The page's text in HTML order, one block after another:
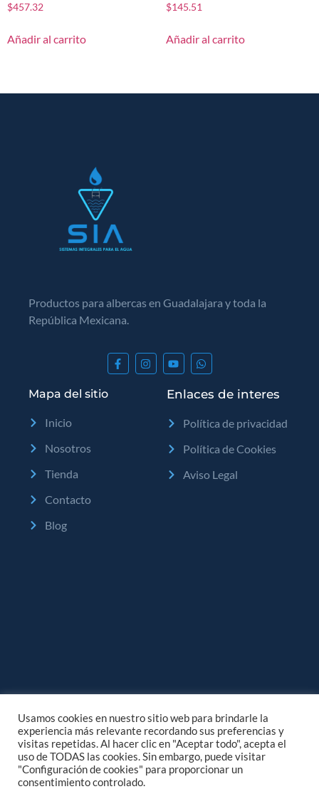
$457.32
Añadir al carrito
$145.51
Añadir al carrito
Productos para albercas en Guadalajara y toda la
República Mexicana.
Mapa del sitio
Inicio
Nosotros
Tienda
Contacto
Blog
Enlaces de interes
Política de privacidad
Política de Cookies
Aviso Legal
Usamos cookies en nuestro sitio web para brindarle la
experiencia más relevante recordando sus preferencias y
visitas repetidas. Al hacer clic en "Aceptar todo", acepta el
uso de TODAS las cookies. Sin embargo, puede visitar
"Configuración de cookies" para proporcionar un
consentimiento controlado.